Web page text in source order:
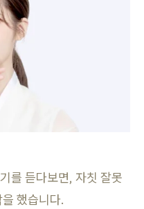
를 듣다보면, 자칫 잘못
했습니다.